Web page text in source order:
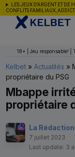
Aller au contenu
LES JEUX D'ARGENT ET DE
CONFLITS FAMILIAUX,
18+ | Jeu responsable! |
Kelbet » Actualités »
propriétaire du PSG
Mbappe
propriétaire
La
7 juillet 2023
Last update: 3